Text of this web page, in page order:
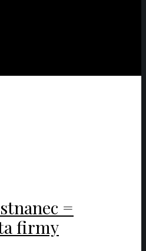
=
firmy